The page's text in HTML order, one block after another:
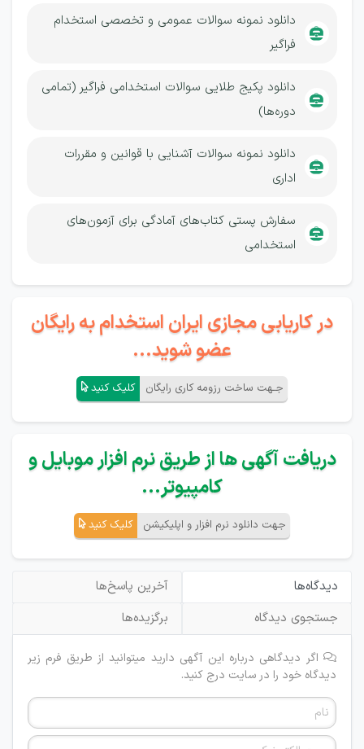
دانلود نمونه سوالات عمومی و تخصصی استخدام
فراگیر
دانلود پکیج طلایی سوالات استخدامی فراگیر (تمامی
دوره‌ها)
دانلود نمونه سوالات آشنایی با قوانین و مقررات
اداری
سفارش پستی کتاب‌های آمادگی برای آزمون‌های
استخدامی
در کاریابی مجازی ایران استخدام به رایگان
عضو شوید...
جـهت ساخت رزومه کاری رایگان کلیک کنید
دریافت آگهی ها از طریق نرم افزار موبایل و
کامپیوتر...
جهت دانلود نرم افزار و اپلیکیشن کلیک کنید
دیدگاه‌ها
آخرین پاسخ‌ها
جستجوی دیدگاه
برگزیده‌ها
اگر دیدگاهی درباره این آگهی دارید میتوانید از طریق فرم زیر
دیدگاه خود را در سایت درج کنید.